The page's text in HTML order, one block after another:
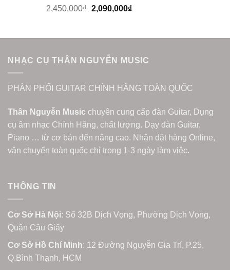
2,450,000₫ 2,090,000₫
NHẠC CỤ THÂN NGUYỄN MUSIC
PHÂN PHỐI GUITAR CHÍNH HÃNG TOÀN QUỐC
Thân Nguyễn Music chuyên cung cấp đàn Guitar, Dụng
cụ âm nhạc Chính Hãng, chất lượng. Dạy đàn Guitar,
Piano … từ cơ bản đến nâng cao. Nhận đặt hàng Online,
vận chuyển toàn quốc chỉ trong 1-3 ngày làm việc.
THÔNG TIN
Cơ Sở Hà Nội: Số 32B Dịch Vọng, Phường Dịch Vọng,
Quận Cầu Giấy
Cơ Sở Hồ Chí Minh: 12 Đường Nguyễn Gia Trí, P.25,
Q.Bình Thạnh, HCM